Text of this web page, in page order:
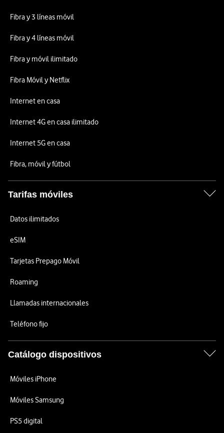
Fibra y 3 líneas móvil
Fibra y 4 líneas móvil
Fibra y móvil ilimitado
Fibra Móvil y Netflix
Internet en casa
Internet 4G en casa ilimitado
Internet 5G en casa
Fibra, móvil y fútbol
Tarifas móviles
Datos ilimitados
eSIM
Tarjetas Prepago Móvil
Roaming
Llamadas internacionales
Teléfono fijo
Catálogo dispositivos
Móviles iPhone
Móviles Samsung
PS5 digital